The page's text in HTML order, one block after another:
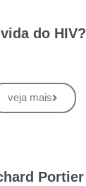
do HIV?
veja mais
Portier